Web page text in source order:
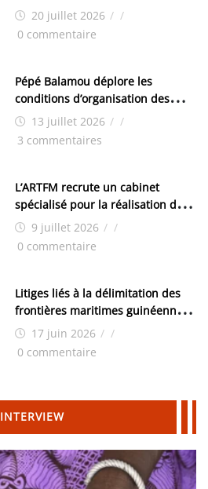
de Kamsar des techniciens
chimistes (H/F)
20 juillet 2026 / /
0 commentaire
Pépé Balamou déplore les
conditions d’organisation des
examens nationaux : « Si ce sont
les élections, on trouve tous les
13 juillet 2026 / /
3 commentaires
L’ARTFM recrute un cabinet
spécialisé pour la réalisation des
études techniques
9 juillet 2026 / /
0 commentaire
Litiges liés à la délimitation des
frontières maritimes guinéennes:
Idrissa Chérif écrit au ministre
des Hydrocarbures
17 juin 2026 / /
0 commentaire
INTERVIEW